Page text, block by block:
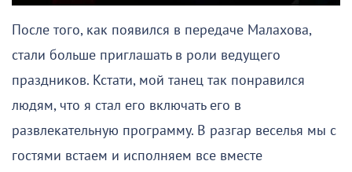
После того, как появился в передаче Малахова,
стали больше приглашать в роли ведущего
праздников. Кстати, мой танец так понравился
людям, что я стал его включать его в
развлекательную программу. В разгар веселья мы с
гостями встаем и исполняем все вместе